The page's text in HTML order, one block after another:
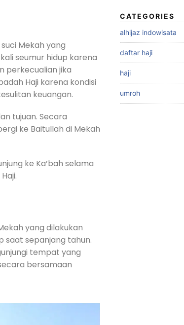
Mekah yang
seumur hidup karena
perkecualian jika
Haji karena kondisi
keuangan.
tujuan. Secara
ke Baitullah di Mekah
ke Ka’bah selama
yang dilakukan
saat sepanjang tahun.
tempat yang
bersamaan
CATEGORIES
alhijaz indowisata
daftar haji
haji
umroh